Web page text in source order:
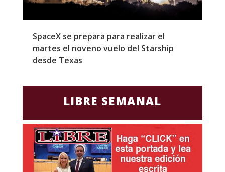
SpaceX se prepara para realizar el
martes el noveno vuelo del Starship
desde Texas
LIBRE SEMANAL